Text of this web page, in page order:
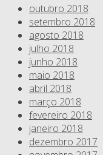
outubro 2018
setembro 2018
agosto 2018
julho 2018
junho 2018
maio 2018
abril 2018
março 2018
fevereiro 2018
janeiro 2018
dezembro 2017